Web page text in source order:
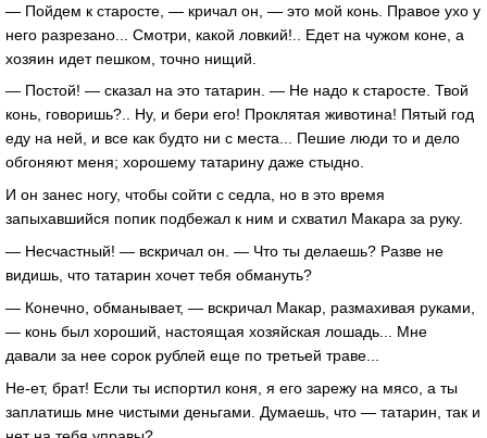
— Пойдем к старосте, — кричал он, — это мой конь. Правое ухо у
него разрезано... Смотри, какой ловкий!.. Едет на чужом коне, а
хозяин идет пешком, точно нищий.
— Постой! — сказал на это татарин. — Не надо к старосте. Твой
конь, говоришь?.. Ну, и бери его! Проклятая животина! Пятый год
еду на ней, и все как будто ни с места... Пешие люди то и дело
обгоняют меня; хорошему татарину даже стыдно.
И он занес ногу, чтобы сойти с седла, но в это время
запыхавшийся попик подбежал к ним и схватил Макара за руку.
— Несчастный! — вскричал он. — Что ты делаешь? Разве не
видишь, что татарин хочет тебя обмануть?
— Конечно, обманывает, — вскричал Макар, размахивая руками,
— конь был хороший, настоящая хозяйская лошадь... Мне
давали за нее сорок рублей еще по третьей траве...
Не-ет, брат! Если ты испортил коня, я его зарежу на мясо, а ты
заплатишь мне чистыми деньгами. Думаешь, что — татарин, так и